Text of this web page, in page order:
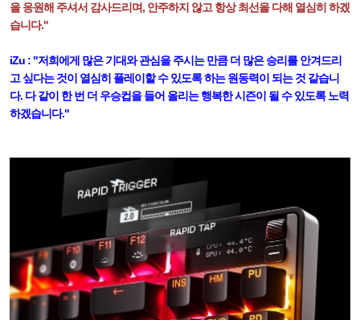
을 응원해 주셔서 감사드리며, 안주하지 않고 항상 최선을 다해 열심히 하겠
습니다."
iZu : "저희에게 많은 기대와 관심을 주시는 만큼 더 많은 승리를 안겨드리
고 싶다는 것이 열심히 플레이할 수 있도록 하는 원동력이 되는 것 같습니
다. 다 같이 한 번 더 우승컵을 들어 올리는 행복한 시즌이 될 수 있도록 노력
하겠습니다."